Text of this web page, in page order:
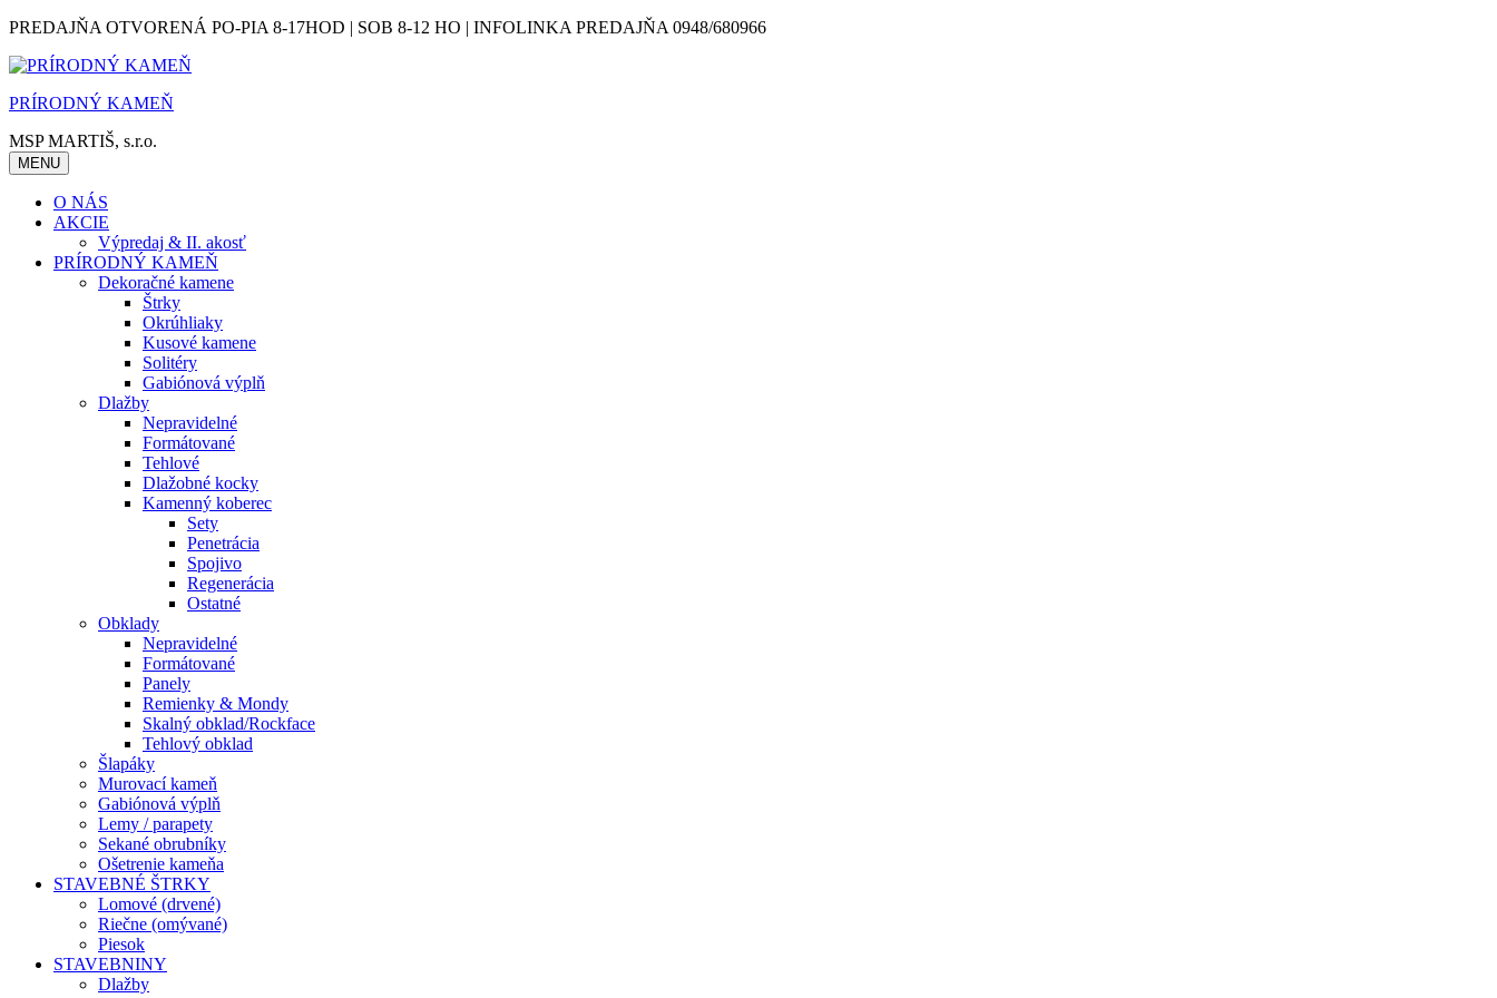
Skip
content
PREDAJŇA OTVORENÁ PO-PIA 8-17HOD | SOB 8-12 HO | INFOLINKA PREDAJŇA 0948/680966
PRÍRODNÝ KAMEŇ
MSP MARTIŠ, s.r.o.
MENU
O NÁS
AKCIE
Výpredaj & II. akosť
PRÍRODNÝ KAMEŇ
Dekoračné kamene
Štrky
Okrúhliaky
Kusové kamene
Solitéry
Gabiónová výplň
Dlažby
Nepravidelné
Formátované
Tehlové
Dlažobné kocky
Kamenný koberec
Sety
Penetrácia
Spojivo
Regenerácia
Ostatné
Obklady
Nepravidelné
Formátované
Panely
Remienky & Mondy
Skalný obklad/Rockface
Tehlový obklad
Šlapáky
Murovací kameň
Gabiónová výplň
Lemy / parapety
Sekané obrubníky
Ošetrenie kameňa
STAVEBNÉ ŠTRKY
Lomové (drvené)
Riečne (omývané)
Piesok
STAVEBNINY
Dlažby